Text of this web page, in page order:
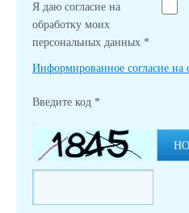
Я даю согласие на
обработку моих
персональных данных *
Информированное согласие на
Введите код *